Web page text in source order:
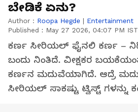
ಬೇಡಿಕೆ ಏನು?
Author : Roopa Hegde | Entertainment
Published : May 27 2026, 04:07 PM IST
ಕರ್ಣ ಸೀರಿಯಲ್ ಫೈನಲಿ ಕರ್ಣ –
ಬಂದು ನಿಂತಿದೆ. ವೀಕ್ಷಕರ
ಕರ್ಣನ ಮದುವೆಯಾಗಿದೆ. ಆದ್ರೆ
ಸೀರಿಯಲ್ ಸಾಕಷ್ಟು ಟ್ವಿಸ್ಟ್ ಗಳನ್ನು